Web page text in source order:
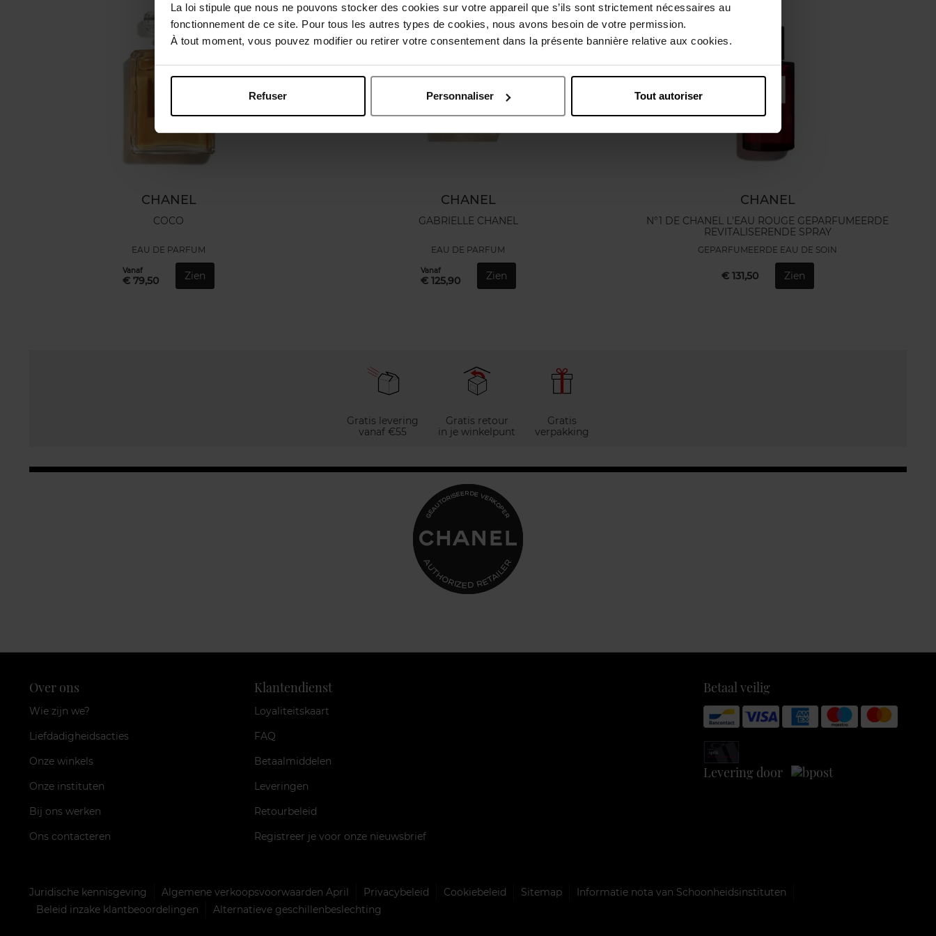
La loi stipule que nous ne pouvons stocker des cookies sur votre appareil que s’ils sont strictement nécessaires au
fonctionnement de ce site. Pour tous les autres types de cookies, nous avons besoin de votre permission.
À tout moment, vous pouvez modifier ou retirer votre consentement dans la présente bannière relative aux cookies.
Refuser Personnaliser Tout autoriser
CHANEL
COCO
EAU DE PARFUM
Vanaf
€ 79,50 Zien
CHANEL
GABRIELLE CHANEL
EAU DE PARFUM
Vanaf
€ 125,90 Zien
CHANEL
N°1 DE CHANEL L'EAU ROUGE GEPARFUMEERDE
REVITALISERENDE SPRAY
GEPARFUMEERDE EAU DE SOIN
€ 131,50 Zien
Gratis levering
vanaf €55
Gratis retour
in je winkelpunt
Gratis
verpakking
Over ons
Wie zijn we?
Liefdadigheidsacties
Onze winkels
Onze instituten
Bij ons werken
Ons contacteren
Klantendienst
Loyaliteitskaart
FAQ
Betaalmiddelen
Leveringen
Retourbeleid
Registreer je voor onze nieuwsbrief
Betaal veilig
Levering door
Juridische kennisgeving Algemene verkoopsvoorwaarden April Privacybeleid Cookiebeleid Sitemap
Informatie nota van Schoonheidsinstituten
Beleid inzake klantbeoordelingen
Alternatieve geschillenbeslechting